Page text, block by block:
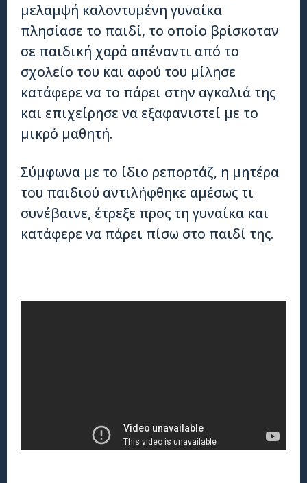
μελαμψή καλοντυμένη γυναίκα
πλησίασε το παιδί, το οποίο βρίσκοταν
σε παιδική χαρά απέναντι από το
σχολείο του και αφού του μίλησε
κατάφερε να το πάρει στην αγκαλιά της
και επιχείρησε να εξαφανιστεί με το
μικρό μαθητή.
Σύμφωνα με το ίδιο ρεπορτάζ, η μητέρα
του παιδιού αντιλήφθηκε αμέσως τι
συνέβαινε, έτρεξε προς τη γυναίκα και
κατάφερε να πάρει πίσω στο παιδί της.